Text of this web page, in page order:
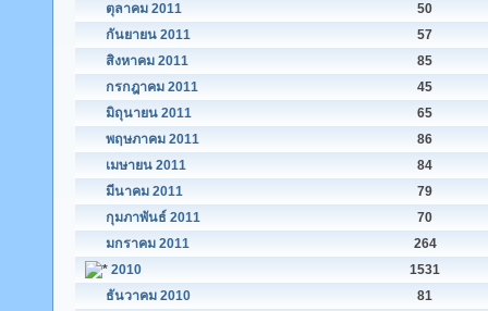
ตุลาคม 2011
50
กันยายน 2011
57
สิงหาคม 2011
85
กรกฎาคม 2011
45
มิถุนายน 2011
65
พฤษภาคม 2011
86
เมษายน 2011
84
มีนาคม 2011
79
กุมภาพันธ์ 2011
70
มกราคม 2011
264
2010
1531
ธันวาคม 2010
81